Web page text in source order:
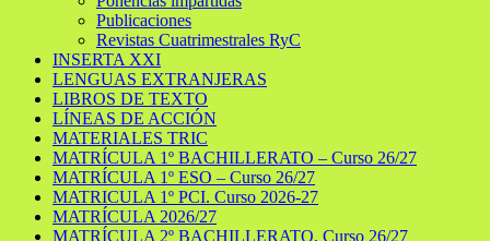
Publicaciones
Revistas Cuatrimestrales RyC
INSERTA XXI
LENGUAS EXTRANJERAS
LIBROS DE TEXTO
LÍNEAS DE ACCIÓN
MATERIALES TRIC
MATRÍCULA 1º BACHILLERATO – Curso 26/27
MATRÍCULA 1º ESO – Curso 26/27
MATRICULA 1º PCI. Curso 2026-27
MATRÍCULA 2026/27
MATRÍCULA 2º BACHILLERATO. Curso 26/27